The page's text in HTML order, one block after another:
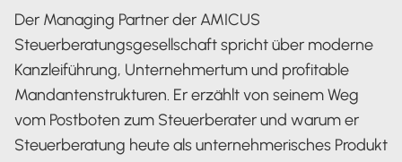
Der Managing Partner der AMICUS
Steuerberatungsgesellschaft spricht über moderne
Kanzleiführung, Unternehmertum und profitable
Mandantenstrukturen. Er erzählt von seinem Weg
vom Postboten zum Steuerberater und warum er
Steuerberatung heute als unternehmerisches Produkt